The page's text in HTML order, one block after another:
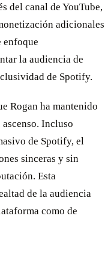
del canal de YouTube,
adicionales
enfoque
la audiencia de
de Spotify.
Rogan ha mantenido
Incluso
de Spotify, el
sinceras y sin
Esta
de la audiencia
como de